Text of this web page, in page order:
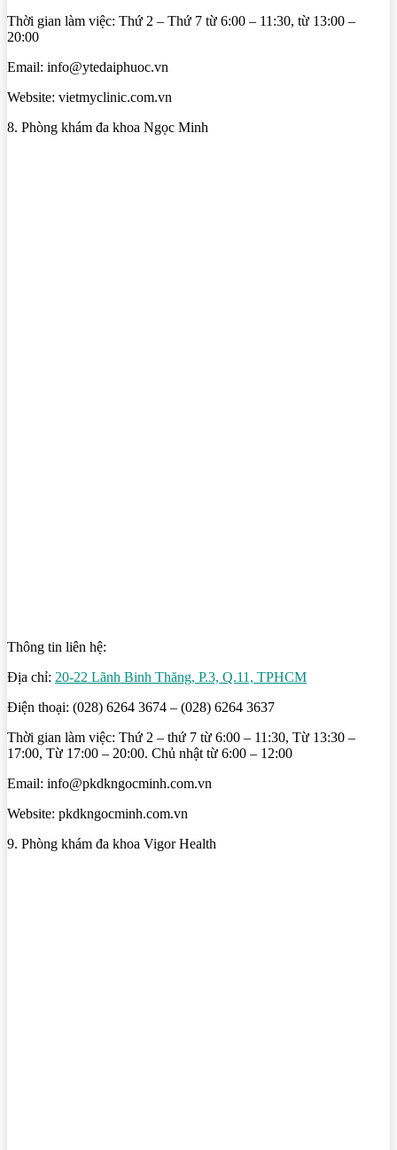
Thời gian làm việc: Thứ 2 – Thứ 7 từ 6:00 – 11:30, từ 13:00 –
20:00
Email: info@ytedaiphuoc.vn
Website: vietmyclinic.com.vn
8. Phòng khám đa khoa Ngọc Minh
Thông tin liên hệ:
Địa chỉ: 20-22 Lãnh Binh Thăng, P.3, Q.11, TPHCM
Điện thoại: (028) 6264 3674 – (028) 6264 3637
Thời gian làm việc: Thứ 2 – thứ 7 từ 6:00 – 11:30, Từ 13:30 –
17:00, Từ 17:00 – 20:00. Chủ nhật từ 6:00 – 12:00
Email: info@pkdkngocminh.com.vn
Website: pkdkngocminh.com.vn
9. Phòng khám đa khoa Vigor Health